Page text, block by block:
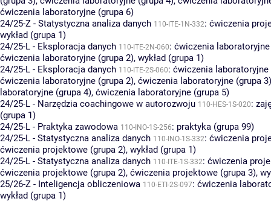
ćwiczenia laboratoryjne (grupa 6)
24/25-Z - Statystyczna analiza danych 110-ITE-1N-332: ćwiczenia
wykład (grupa 1)
24/25-L - Eksploracja danych 110-ITE-2N-060: ćwiczenia
ćwiczenia laboratoryjne (grupa 2), wykład (grupa 1)
24/25-L - Eksploracja danych 110-ITE-2S-060: ćwiczenia laboratoryjne
ćwiczenia laboratoryjne (grupa 2), ćwiczenia laboratoryjne (grupa 3)
laboratoryjne (grupa 4), ćwiczenia laboratoryjne (grupa 5)
24/25-L - Narzędzia coachingowe w autorozwoju 110-HES-1S-020:
(grupa 1)
24/25-L - Praktyka zawodowa 110-INO-1S-256: praktyka (grupa 99)
24/25-L - Statystyczna analiza danych 110-INO-1S-332: ćwiczenia
ćwiczenia projektowe (grupa 2), wykład (grupa 1)
24/25-L - Statystyczna analiza danych 110-ITE-1S-332: ćwiczenia
ćwiczenia projektowe (grupa 2), ćwiczenia projektowe (grupa 3),
25/26-Z - Inteligencja obliczeniowa 110-ETI-2S-097: ćwiczenia
wykład (grupa 1)